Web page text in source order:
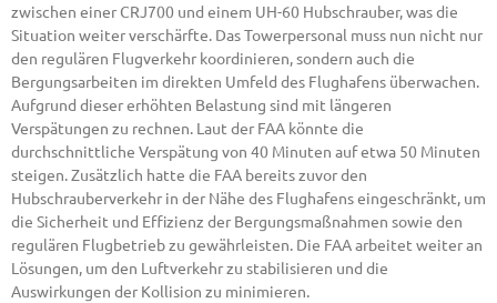
zwischen einer CRJ700 und einem UH-60 Hubschrauber, was die
Situation weiter verschärfte. Das Towerpersonal muss nun nicht nur
den regulären Flugverkehr koordinieren, sondern auch die
Bergungsarbeiten im direkten Umfeld des Flughafens überwachen.
Aufgrund dieser erhöhten Belastung sind mit längeren
Verspätungen zu rechnen. Laut der FAA könnte die
durchschnittliche Verspätung von 40 Minuten auf etwa 50 Minuten
steigen. Zusätzlich hatte die FAA bereits zuvor den
Hubschrauberverkehr in der Nähe des Flughafens eingeschränkt, um
die Sicherheit und Effizienz der Bergungsmaßnahmen sowie den
regulären Flugbetrieb zu gewährleisten. Die FAA arbeitet weiter an
Lösungen, um den Luftverkehr zu stabilisieren und die
Auswirkungen der Kollision zu minimieren.